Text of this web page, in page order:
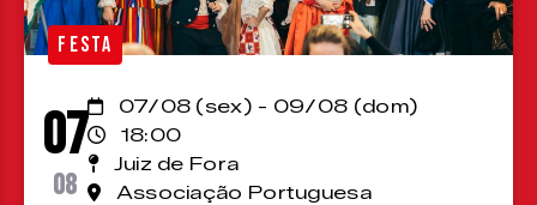
FESTA
07
08
07/08 (sex) - 09/08 (dom)
18:00
Juiz de Fora
Associação Portuguesa